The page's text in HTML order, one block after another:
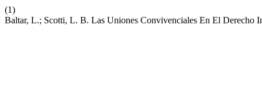
(1)
Baltar, L.; Scotti, L. B. Las Uniones Convivenciales En El Derecho